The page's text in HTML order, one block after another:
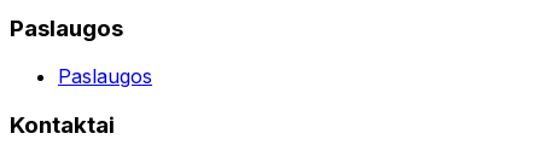
Paslaugos
Paslaugos
Kontaktai